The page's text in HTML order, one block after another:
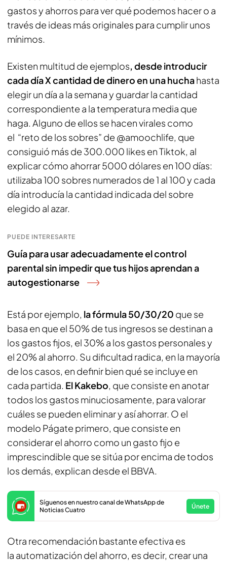
gastos y ahorros para ver qué podemos hacer o a
través de ideas más originales para cumplir unos
mínimos.
Existen multitud de ejemplos, desde introducir
cada día X cantidad de dinero en una huchahasta
elegir un día a la semana y guardar la cantidad
correspondiente a la temperatura media que
haga. Alguno de ellos se hacen virales como
el “reto de los sobres” de @amoochlife, que
consiguió más de 300.000 likes en Tiktok, al
explicar cómo ahorrar 5000 dólares en 100 días:
utilizaba 100 sobres numerados de 1 al 100 y cada
día introducía la cantidad indicada del sobre
elegido al azar.
PUEDE INTERESARTE
Guía para usar adecuadamente el control
parental sin impedir que tus hijos aprendan a
autogestionarse
Está por ejemplo, la fórmula 50/30/20 que se
basa en que el 50% de tus ingresos se destinan a
los gastos fijos, el 30% a los gastos personales y
el 20% al ahorro. Su dificultad radica, en la mayoría
de los casos, en definir bien qué se incluye en
cada partida. El Kakebo, que consiste en anotar
todos los gastos minuciosamente, para valorar
cuáles se pueden eliminar y así ahorrar. O el
modelo Págate primero, que consiste en
considerar el ahorro como un gasto fijo e
imprescindible que se sitúa por encima de todos
los demás, explican desde el BBVA.
Síguenos en nuestro canal de WhatsApp de
Noticias Cuatro
Únete
Otra recomendación bastante efectiva es
la automatización del ahorro, es decir, crear una